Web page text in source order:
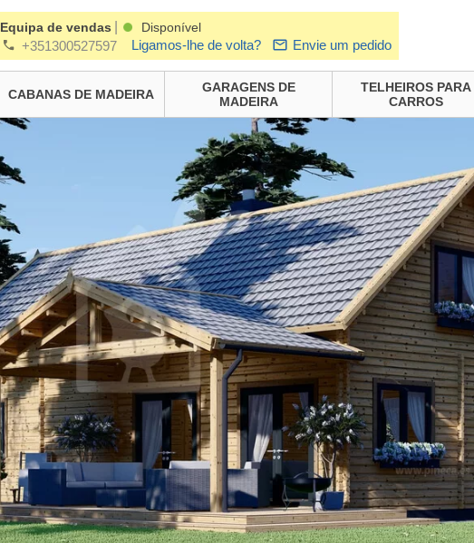
Equipa de vendas Disponível
+351300527597 Ligamos-lhe de volta? Envie um pedido
CABANAS DE MADEIRA
GARAGENS DE
MADEIRA
TELHEIROS PARA
CARROS